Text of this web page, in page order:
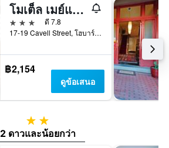
โมเต็ล เมย์แฟร ออนคาเวลล์
3 ดาว
ดี 7.8
17-19 Cavell Street, โฮบาร์ต, TAS, ออสเตรเลีย
฿2,154
ดูข้อเสนอ
2 ดาว
2 ดาวและน้อยกว่า